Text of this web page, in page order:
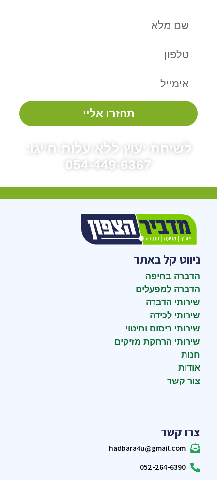
תחזרו אליי
לשיחת יעוץ ללא עלות חייגו:
054-449-6367
ניווט קל באתר
הדברה בחיפה
הדברה למפעלים
שירותי הדברה
שירותי לכידה
שירותי ריסוס וחיטוי
שירותי הרחקת מזיקים
חנות
אודות
צור קשר
צרו קשר
hadbara4u@gmail.com
052-264-6390